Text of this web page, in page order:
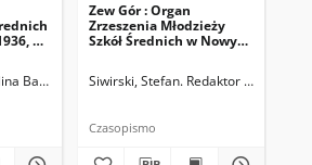
R.
Barbara (1920-1945). Redaktor naczelny
Zew Gór : Organ
Zrzeszenia Młodzieży
Szkół Średnich w Nowym
Siwirski, Stefan. Redaktor naczelny
Czasopismo